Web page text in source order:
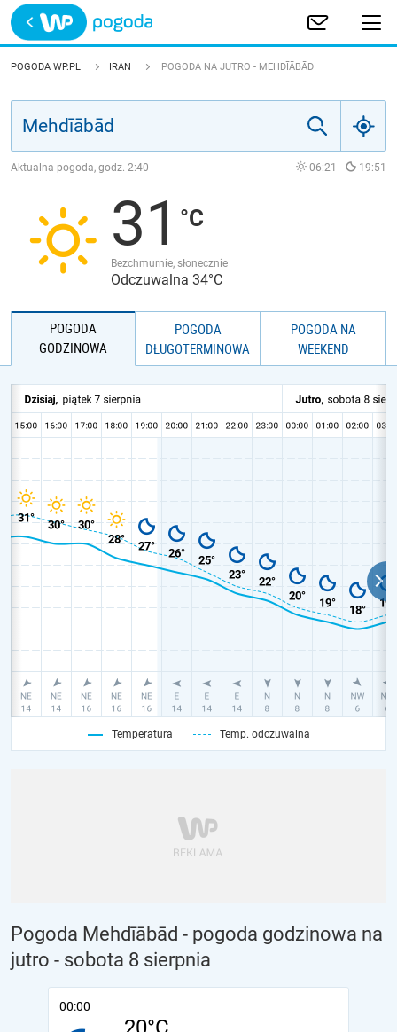
Trwa ładowanie
POLSKA
JAKOŚĆ POWIETRZA
POGODA WP.PL IRAN POGODA NA JUTRO - MEHDĪĀBĀD
Aktualna pogoda, godz. 2:40 06:21 19:51
31
Bezchmurnie, słonecznie
Odczuwalna 34°C
POGODA
GODZINOWA
POGODA
DŁUGOTERMINOWA
POGODA NA
WEEKEND
Temperatura Temp. odczuwalna
Pogoda Mehdīābād - pogoda godzinowa na
jutro - sobota 8 sierpnia
00:00